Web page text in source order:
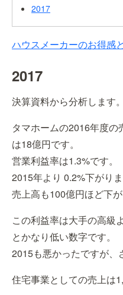
2017
ハウスメーカーのお得感
2017
決算資料から分析します。
タマホームの2016年度
は18億円です。
営業利益率は1.3%です。
2015年より 0.2%下がりま
売上高も100億円ほど下が
この利益率は大手の高級
とかなり低い数字です。
2015も悪かったですが、
住宅事業としての売上は